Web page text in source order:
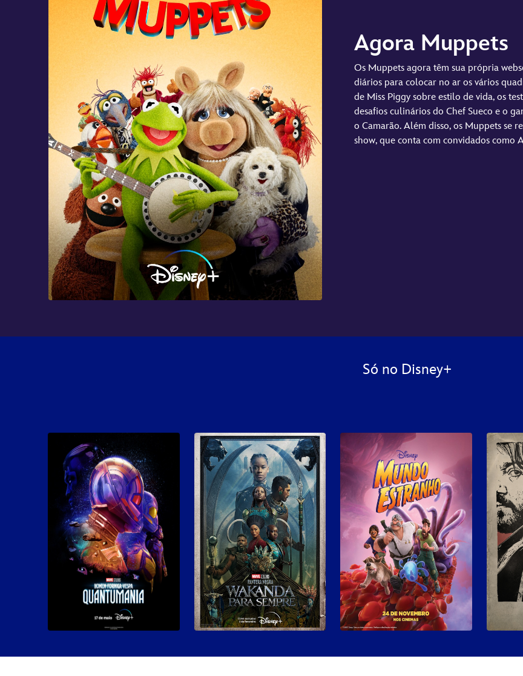
Agora Muppets
Os Muppets agora têm sua própria
diários para colocar no ar os vários
de Miss Piggy sobre estilo de vida, os
desafios culinários do Chef Sueco e o
o Camarão. Além disso, os Muppets se
show, que conta com convidados como
Só no Disney+